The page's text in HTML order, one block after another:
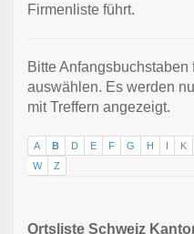
Firmenliste führt.
Bitte
auswählen. Es werden
mit Treffern angezeigt.
A B D E F G H I K
W
Z
Ortsliste Schweiz